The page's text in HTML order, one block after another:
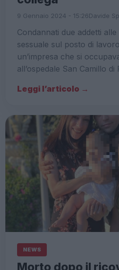
9 Gennaio 2024 - 15:26Davide
Condannati due addetti
sessuale sul posto di
un’impresa che si
all’ospedale San Camillo
Leggi l’articolo →
NEWS
Morto dopo il